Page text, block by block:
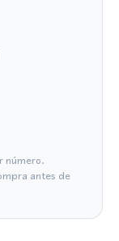
número.
antes de